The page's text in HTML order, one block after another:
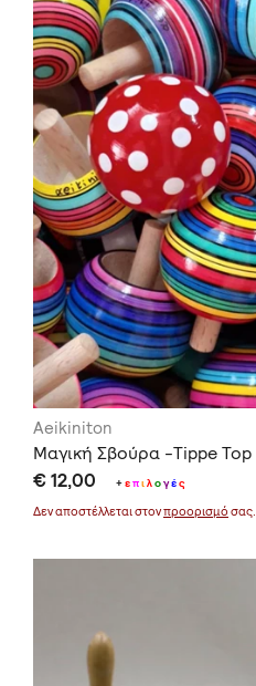
Aeikiniton
Μαγική Σβούρα -Tippe Top
€ 12,00 +επιλογές
Δεν αποστέλλεται στονπροορισμό σας.